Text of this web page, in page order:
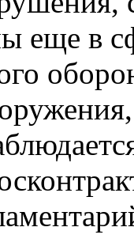
еще в